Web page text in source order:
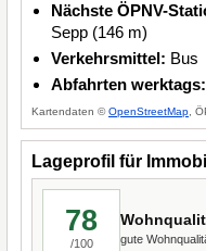
Nächste ÖPNV-
Sepp (146 m)
Verkehrsmittel: Bus
Abfahrten werktags:
Kartendaten ©OpenStreetMap ,
Lageprofil für
78
/100 gute